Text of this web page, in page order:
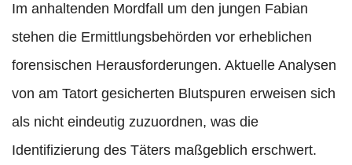
Im anhaltenden Mordfall um den jungen Fabian
stehen die Ermittlungsbehörden vor erheblichen
forensischen Herausforderungen. Aktuelle Analysen
von am Tatort gesicherten Blutspuren erweisen sich
als nicht eindeutig zuzuordnen, was die
Identifizierung des Täters maßgeblich erschwert.